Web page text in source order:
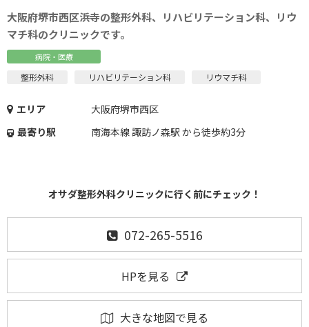
大阪府堺市西区浜寺の整形外科、リハビリテーション科、リウ
マチ科のクリニックです。
病院・医療
整形外科 リハビリテーション科 リウマチ科
エリア
大阪府堺市西区
最寄り駅
南海本線 諏訪ノ森駅 から徒歩約3分
オサダ整形外科クリニックに行く前にチェック！
072-265-5516
HPを見る
大きな地図で見る